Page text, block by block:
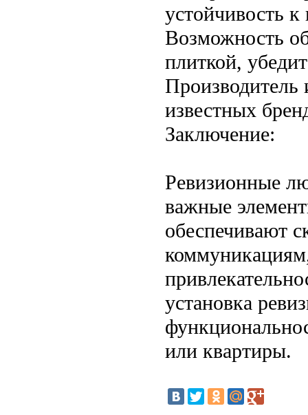
устойчивость к
Возможность
плиткой,
известных
Заключение:
Ревизионные
важные
обеспечивают
установка
или квартиры.